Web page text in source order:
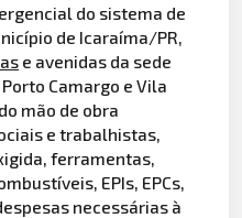
do sistema de
de Icaraíma/PR,
e avenidas da sede
Camargo e Vila
mão de obra
e trabalhistas,
ferramentas,
EPIs, EPCs,
necessárias à